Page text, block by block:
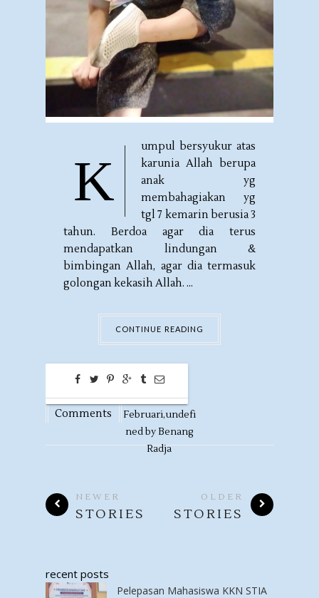
K
umpul bersyukur atas
karunia Allah berupa
anak yg
membahagiakan yg
tgl 7 kemarin berusia 3
tahun. Berdoa agar dia terus
mendapatkan lindungan &
bimbingan Allah, agar dia termasuk
golongan kekasih Allah. ...
CONTINUE READING
0
Comments
12
Februari,undefi
ned byBenang
Radja
NEWER
STORIES
OLDER
STORIES
recent posts
Pelepasan Mahasiswa KKN STIA